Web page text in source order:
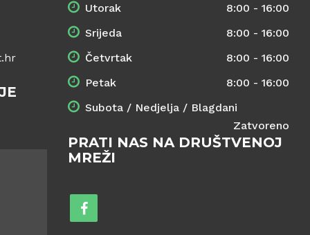
Utorak
8:00 - 16:00
Srijeda
8:00 - 16:00
Četvrtak
8:00 - 16:00
Petak
8:00 - 16:00
Subota / Nedjelja / Blagdani
Zatvoreno
PRATI NAS NA DRUŠTVENOJ
MREŽI